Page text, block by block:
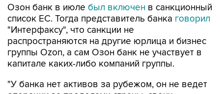
Озон банк в июле был включен в санкционный
список ЕС. Тогда представитель банка говорил
"Интерфаксу", что санкции не
распространяются на другие юрлица и бизнес
группы Ozon, а сам Озон банк не участвует в
капитале каких-либо компаний группы.
"У банка нет активов за рубежом, он не ведет